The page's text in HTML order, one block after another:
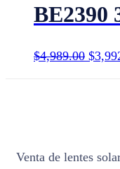
BE2390
$4,989.00 $
Venta de lentes